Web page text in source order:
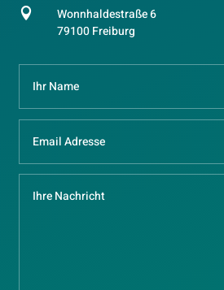

Wonnhaldestraße 6
79100 Freiburg